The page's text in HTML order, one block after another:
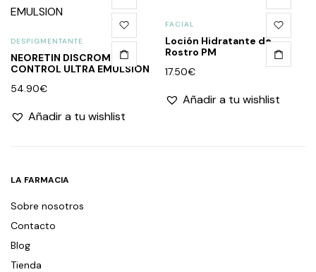
DESPIGMENTANTE
NEORETIN DISCROM
CONTROL ULTRA EMULSION
54.90€
Añadir a tu wishlist
FACIAL
Loción Hidratante de
Rostro PM
17.50€
Añadir a tu wishlist
LA FARMACIA
Sobre nosotros
Contacto
Blog
Tienda